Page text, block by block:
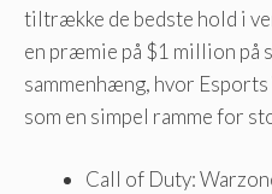
tiltrække de bedste hold i
en præmie på $1 million på
sammenhæng, hvor
som en simpel ramme for
Call of Duty: